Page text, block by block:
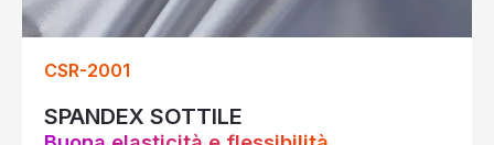
CSR-2001
SPANDEX SOTTILE